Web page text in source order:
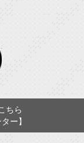
twitter
ちら
ー】